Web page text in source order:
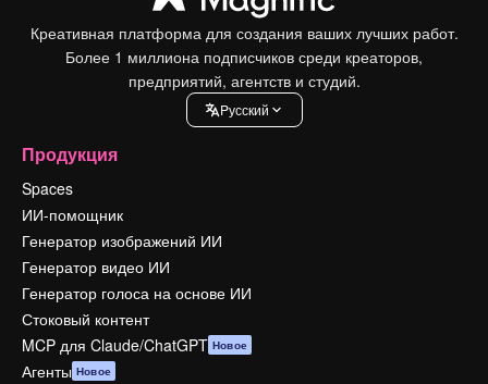
Креативная платформа для создания ваших лучших работ.
Более 1 миллиона подписчиков среди креаторов,
предприятий, агентств и студий.
Pусский
Продукция
Spaces
ИИ-помощник
Генератор изображений ИИ
Генератор видео ИИ
Генератор голоса на основе ИИ
Стоковый контент
MCP для Claude/ChatGPT Новое
Агенты Новое